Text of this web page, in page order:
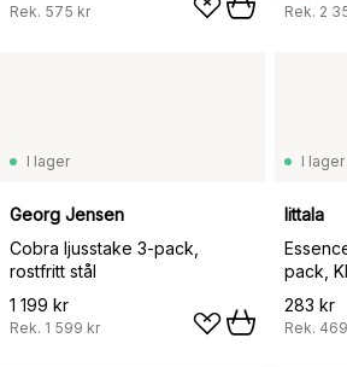
Rek. 575 kr Rek. 2
I lager
Georg Jensen
Cobra ljusstake 3-pack,
rostfritt stål
1 199 kr
Rek. 1 599 kr
I lager
Iittala
pack,
283 kr
Rek.